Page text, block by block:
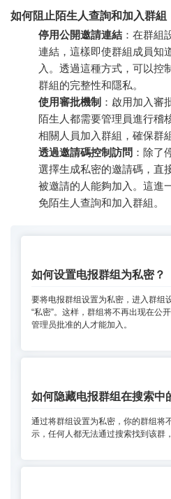
如何阻止陌生人查詢和加入群組
停用公開邀請連結 ：在群組
連結，這樣即使群組成員知
入。透過這種方式，可以控
群組的完整性和隱私。
使用審批機制 ：啟用加入審
陌生人都需要管理員進行稽
相關人員加入群組，確保群
透過邀請碼控制訪問 ：除了
選擇生成私密的邀請碼，直
被邀請的人能夠加入。這進
免陌生人查詢和加入群組。
如何设置电报群组为私密？
要将电报群组设置为私密，进入群组
“私密”。这样，群组将不再出现在公
管理员批准的人才能加入。
如何隐藏电报群组在搜索中
通过将群组设置为私密，你的群组将
示，任何人都无法通过搜索找到该群